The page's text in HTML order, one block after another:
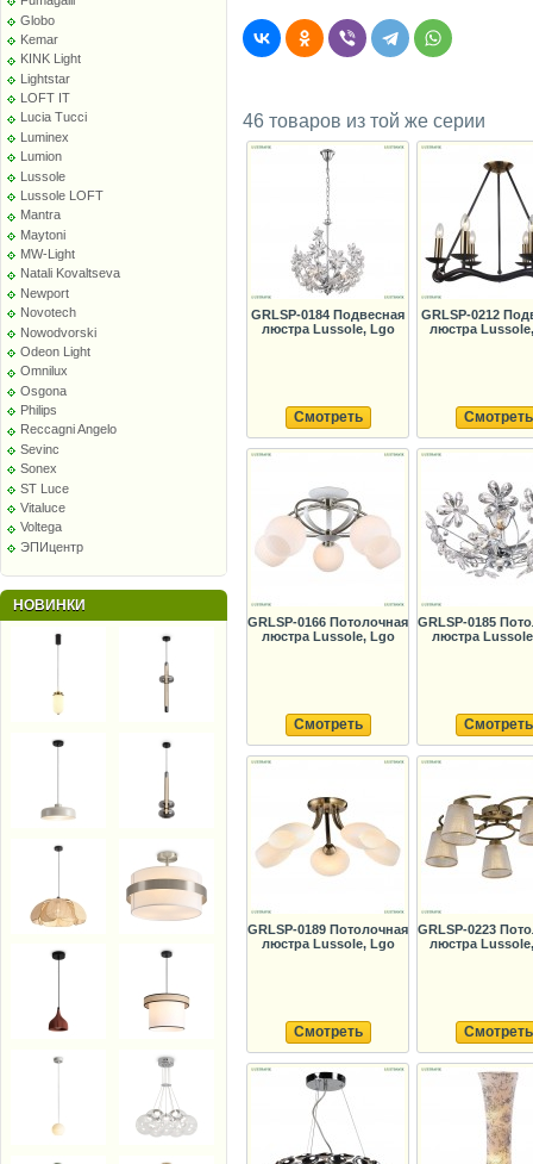
Globo
Kemar
KINK Light
Lightstar
LOFT IT
Lucia Tucci
Luminex
Lumion
Lussole
Lussole LOFT
Mantra
Maytoni
MW-Light
Natali Kovaltseva
Newport
Novotech
Nowodvorski
Odeon Light
Omnilux
Osgona
Philips
Reccagni Angelo
Sevinc
Sonex
ST Luce
Vitaluce
Voltega
ЭПИцентр
НОВИНКИ
46 товаров из той же серии
GRLSP-0184 Подвесная
люстра Lussole, Lgo
Смотреть
GRLSP-0212
люстра
Смотреть
GRLSP-0166 Потолочная
люстра Lussole, Lgo
Смотреть
GRLSP-0185
люстра
Смотреть
GRLSP-0189 Потолочная
люстра Lussole, Lgo
Смотреть
GRLSP-0223
люстра
Смотреть